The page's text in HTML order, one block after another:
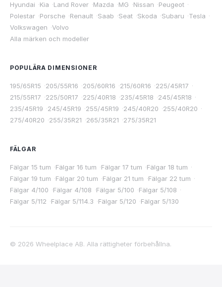
Hyundai ·Kia ·Land Rover ·Mazda ·MG ·Nissan ·Peugeot ·
Polestar ·Porsche ·Renault ·Saab ·Seat ·Skoda ·Subaru ·Tesla ·
Volkswagen ·Volvo
Alla märken och modeller
POPULÄRA DIMENSIONER
195/65R15 ·205/55R16 ·205/60R16 ·215/60R16 ·225/45R17 ·
215/55R17 ·225/50R17 ·225/40R18 ·235/45R18 ·245/45R18 ·
235/45R19 ·245/45R19 ·255/45R19 ·245/40R20 ·255/40R20 ·
275/40R20 ·255/35R21 ·265/35R21 ·275/35R21
FÄLGAR
Fälgar 15 tum ·Fälgar 16 tum ·Fälgar 17 tum ·Fälgar 18 tum ·
Fälgar 19 tum ·Fälgar 20 tum ·Fälgar 21 tum ·Fälgar 22 tum ·
Fälgar 4/100 ·Fälgar 4/108 ·Fälgar 5/100 ·Fälgar 5/108 ·
Fälgar 5/112 ·Fälgar 5/114.3 ·Fälgar 5/120 ·Fälgar 5/130
© 2026 Wheelplace AB. Alla rättigheter förbehållna.